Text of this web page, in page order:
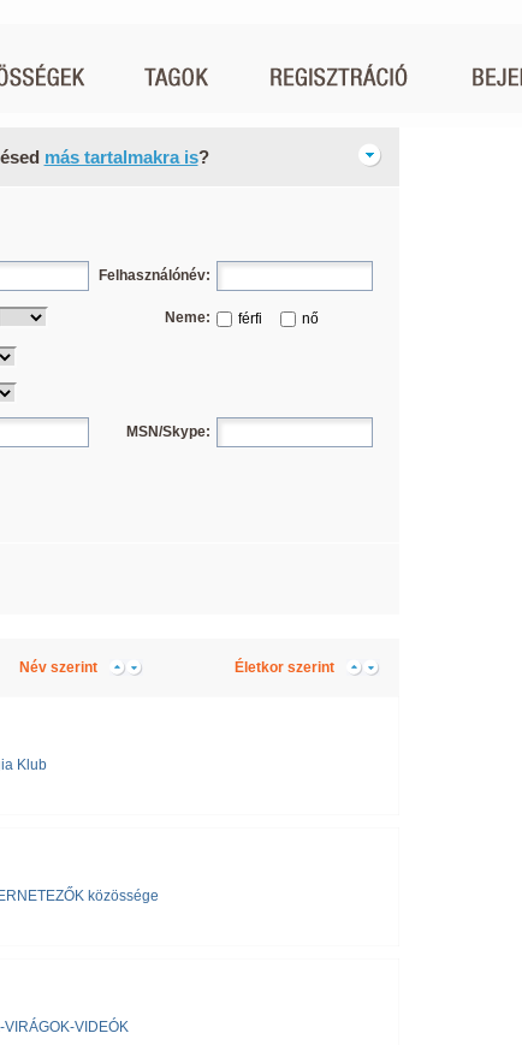
más tartalmakra is?
Felhasználónév:
Neme: férfi nő
MSN/Skype:
Név szerint Életkor szerint
Klub
közössége
VIRÁGOK-VIDEÓK